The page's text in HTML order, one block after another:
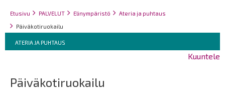
Breadcrumbs
You
are
Etusivu PALVELUT Elinympäristö
Ateria ja puhtaus
Päiväkotiruokailu
Breadcrumbs
You
are
ATERIA JA PUHTAUS
Kuuntele
Päiväkotiruokailu